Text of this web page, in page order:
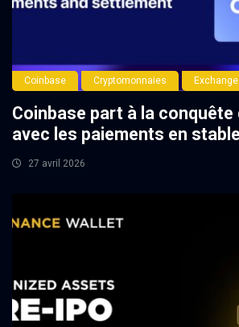
Coinbase Cryptomonnaies
Coinbase part à la conquête
avec les paiements en
27 avril 2026